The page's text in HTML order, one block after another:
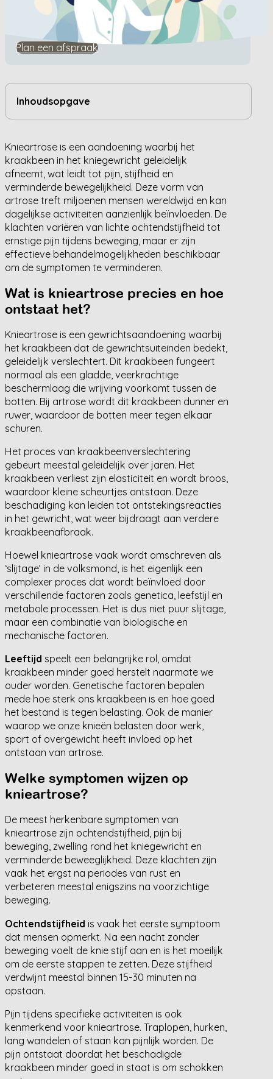
Wat is knieartrose?
Plan een afspraak
Inhoudsopgave
Knieartrose is een aandoening waarbij het
kraakbeen in het kniegewricht geleidelijk
afneemt, wat leidt tot pijn, stijfheid en
verminderde bewegelijkheid. Deze vorm van
artrose treft miljoenen mensen wereldwijd en kan
dagelijkse activiteiten aanzienlijk beïnvloeden. De
klachten variëren van lichte ochtendstijfheid tot
ernstige pijn tijdens beweging, maar er zijn
effectieve behandelmogelijkheden beschikbaar
om de symptomen te verminderen.
Wat is knieartrose precies en hoe
ontstaat het?
Knieartrose is een gewrichtsaandoening waarbij
het kraakbeen dat de gewrichtsuiteinden bedekt,
geleidelijk verslechtert. Dit kraakbeen fungeert
normaal als een gladde, veerkrachtige
beschermlaag die wrijving voorkomt tussen de
botten. Bij artrose wordt dit kraakbeen dunner en
ruwer, waardoor de botten meer tegen elkaar
schuren.
Het proces van kraakbeenverslechtering
gebeurt meestal geleidelijk over jaren. Het
kraakbeen verliest zijn elasticiteit en wordt broos,
waardoor kleine scheurtjes ontstaan. Deze
beschadiging kan leiden tot ontstekingsreacties
in het gewricht, wat weer bijdraagt aan verdere
kraakbeenafbraak.
Hoewel knieartrose vaak wordt omschreven als
‘slijtage’ in de volksmond, is het eigenlijk een
complexer proces dat wordt beïnvloed door
verschillende factoren zoals genetica, leefstijl en
metabole processen. Het is dus niet puur slijtage,
maar een combinatie van biologische en
mechanische factoren.
Leeftijd speelt een belangrijke rol, omdat
kraakbeen minder goed herstelt naarmate we
ouder worden. Genetische factoren bepalen
mede hoe sterk ons kraakbeen is en hoe goed
het bestand is tegen belasting. Ook de manier
waarop we onze knieën belasten door werk,
sport of overgewicht heeft invloed op het
ontstaan van artrose.
Welke symptomen wijzen op
knieartrose?
De meest herkenbare symptomen van
knieartrose zijn ochtendstijfheid, pijn bij
beweging, zwelling rond het kniegewricht en
verminderde beweeglijkheid. Deze klachten zijn
vaak het ergst na periodes van rust en
verbeteren meestal enigszins na voorzichtige
beweging.
Ochtendstijfheid is vaak het eerste symptoom
dat mensen opmerkt. Na een nacht zonder
beweging voelt de knie stijf aan en is het moeilijk
om de eerste stappen te zetten. Deze stijfheid
verdwijnt meestal binnen 15-30 minuten na
opstaan.
Pijn tijdens specifieke activiteiten is ook
kenmerkend voor knieartrose. Traplopen, hurken,
lang wandelen of staan kan pijnlijk worden. De
pijn ontstaat doordat het beschadigde
kraakbeen minder goed in staat is om schokken